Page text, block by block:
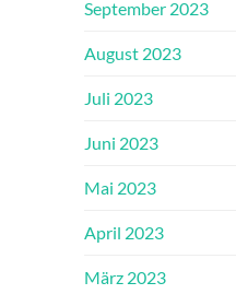
September 2023
August 2023
Juli 2023
Juni 2023
Mai 2023
April 2023
März 2023